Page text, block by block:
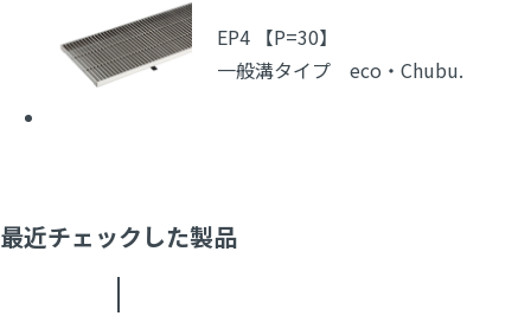
EP4 【P=30】
一般溝タイプ eco・Chubu.
最近チェックした製品